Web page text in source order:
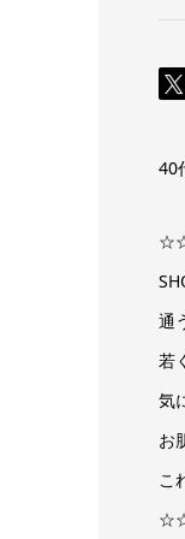
40
通
若
気
お
こ